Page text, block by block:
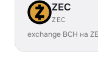
ZEC
ZEC
exchange BCH на